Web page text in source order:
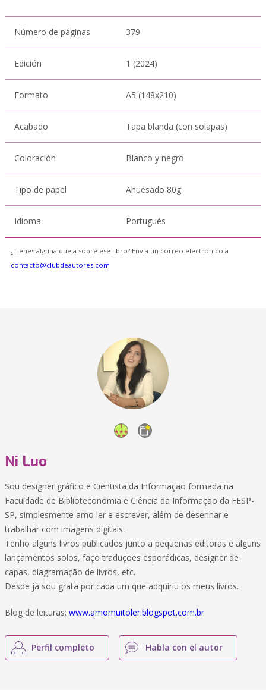
Número de páginas 379
Edición 1 (2024)
Formato A5 (148x210)
Acabado Tapa blanda (con solapas)
Coloración Blanco y negro
Tipo de papel Ahuesado 80g
Idioma Portugués
¿Tienes alguna queja sobre ese libro? Envía un correo electrónico a
contacto@clubdeautores.com
Ni Luo
Sou designer gráfico e Cientista da Informação formada na
Faculdade de Biblioteconomia e Ciência da Informação da FESP-
SP, simplesmente amo ler e escrever, além de desenhar e
trabalhar com imagens digitais.
Tenho alguns livros publicados junto a pequenas editoras e alguns
lançamentos solos, faço traduções esporádicas, designer de
capas, diagramação de livros, etc.
Desde já sou grata por cada um que adquiriu os meus livros.
Blog de leituras: www.amomuitoler.blogspot.com.br
Perfil completo Habla con el autor